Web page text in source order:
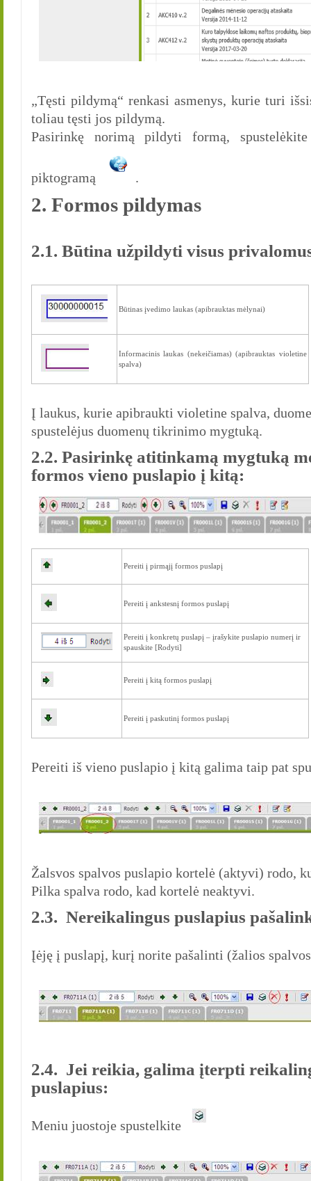
„Tęsti pildymą“ renkasi asmenys, kurie turi
toliau tęsti jos pildymą.
Pasirinkę norimą pildyti formą,
piktogramą .
2. Formos pildymas
2.1. Būtina užpildyti visus
Būtinas įvedimo laukas (apibrauktas mėlynai)
Informacinis laukas (nekeičiamas) (apibrauktas violetine
spalva)
Į laukus, kurie apibraukti violetine spalva,
spustelėjus duomenų tikrinimo mygtuką.
2.2. Pasirinkę atitinkamą mygtuką
formos vieno puslapio į kitą:
Pereiti į pirmąjį formos puslapį
Pereiti į ankstesnį formos puslapį
Pereiti į konkretų puslapį – įrašykite puslapio numerį ir
spauskite [Rodyti]
Pereiti į kitą formos puslapį
Pereiti į paskutinį formos puslapį
Pereiti iš vieno puslapio į kitą galima taip pat
Žalsvos spalvos puslapio kortelė (aktyvi) rodo,
Pilka spalva rodo, kad kortelė neaktyvi.
2.3. Nereikalingus puslapius
Įėję į puslapį, kurį norite pašalinti (žalios
2.4. Jei reikia, galima įterpti
puslapius:
Meniu juostoje spustelkite